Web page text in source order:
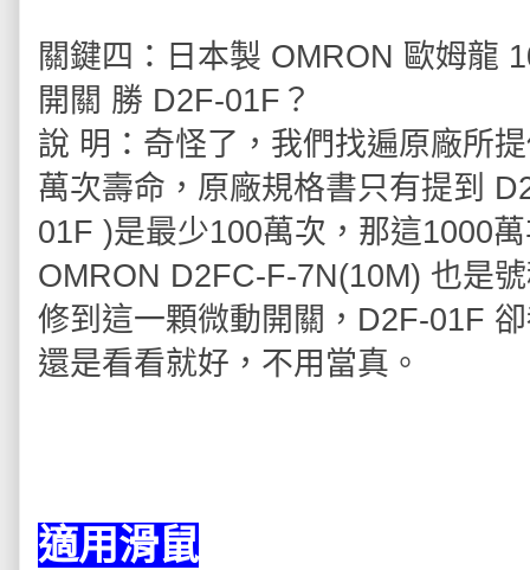
關鍵四：日本製 OMRON 歐姆龍
開關 勝 D2F-01F？
說 明：奇怪了，我們找遍原廠所
萬次壽命，原廠規格書只有提到
01F )是最少100萬次，那這1000
OMRON D2FC-F-7N(10M) 也是
修到這一顆微動開關，D2F-01F
還是看看就好，不用當真。
適用滑鼠